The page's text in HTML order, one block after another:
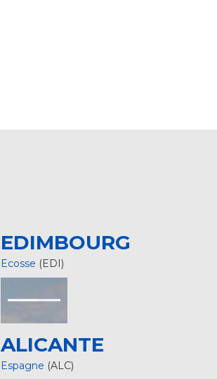
EDIMBOURG
Ecosse (EDI)
ALICANTE
Espagne (ALC)